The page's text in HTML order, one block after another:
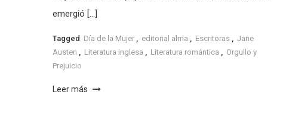
emergió […]
Tagged Día de la Mujer editorial alma Escritoras
Jane
Austen
Literatura inglesa Literatura romántica
Orgullo y
Prejuicio
Leer más